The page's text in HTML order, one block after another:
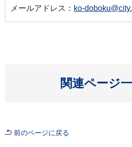
メールアドレス： ko-
関連ページ
開
前のページに戻る